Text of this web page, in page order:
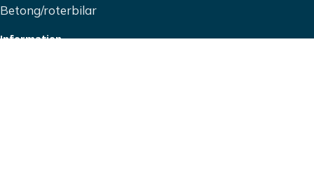
Betong/roterbilar
Information